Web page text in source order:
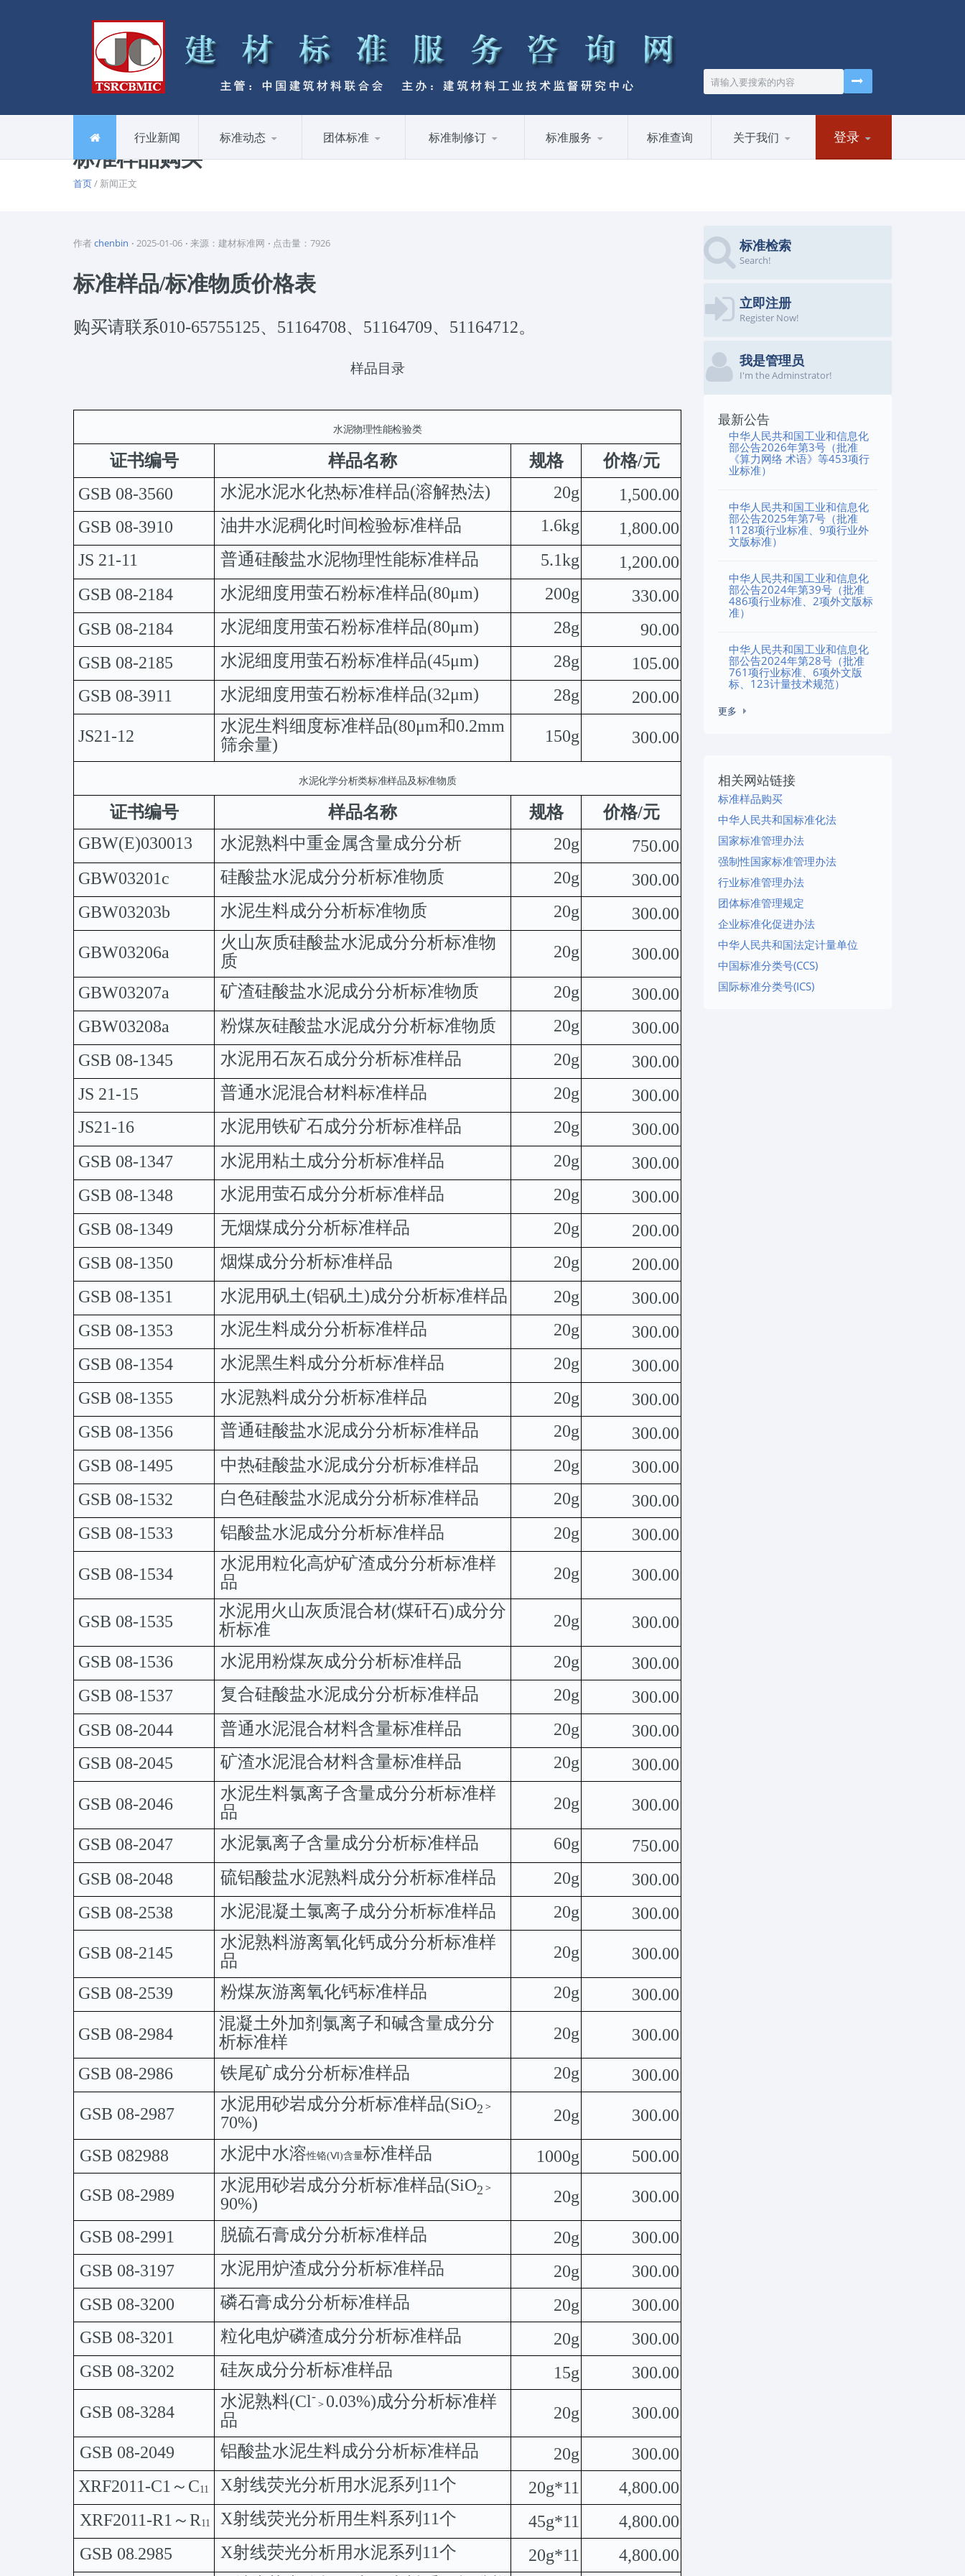
行业新闻 标准动态 团体标准 标准制修订 标准服务 标准查询 关于我们 登录
标准样品购买
首页/ 新闻正文
作者 chenbin 2025-01-06 来源：建材标准网 点击量：7926
标准样品/标准物质价格表
购买请联系010-65755125、51164708、51164709、51164712。
样品目录
水泥物理性能检验类
证书编号 样品名称 规格 价格/元
GSB 08-3560 水泥水泥水化热标准样品(溶解热法) 20g
1,500.00
GSB 08-3910 油井水泥稠化时间检验标准样品 1.6kg
1,800.00
JS 21-11 普通硅酸盐水泥物理性能标准样品 5.1kg
1,200.00
GSB 08-2184 水泥细度用萤石粉标准样品(80μm) 200g
330.00
GSB 08-2184 水泥细度用萤石粉标准样品(80μm) 28g
90.00
GSB 08-2185 水泥细度用萤石粉标准样品(45μm) 28g
105.00
GSB 08-3911 水泥细度用萤石粉标准样品(32μm) 28g 200.00
JS21-12
水泥生料细度标准样品(80μm和0.2mm
筛余量) 150g 300.00
水泥化学分析类标准样品及标准物质
证书编号 样品名称 规格 价格/元
GBW(E)030013
水泥熟料中重金属含量成分分析 20g
750.00
GBW03201c
硅酸盐水泥成分分析标准物质 20g
300.00
GBW03203b
水泥生料成分分析标准物质 20g 300.00
GBW03206a
火山灰质硅酸盐水泥成分分析标准物
质
20g 300.00
GBW03207a 矿渣硅酸盐水泥成分分析标准物质 20g
300.00
GBW03208a
粉煤灰硅酸盐水泥成分分析标准物质 20g
300.00
GSB 08-1345 水泥用石灰石成分分析标准样品 20g
300.00
JS 21-15 普通水泥混合材料标准样品 20g
300.00
JS21-16
水泥用铁矿石成分分析标准样品 20g
300.00
GSB 08-1347 水泥用粘土成分分析标准样品 20g
300.00
GSB 08-1348 水泥用萤石成分分析标准样品 20g
300.00
GSB 08-1349 无烟煤成分分析标准样品 20g
200.00
GSB 08-1350 烟煤成分分析标准样品 20g
200.00
GSB 08-1351 水泥用矾土(铝矾土)成分分析标准样品 20g
300.00
GSB 08-1353 水泥生料成分分析标准样品 20g
300.00
GSB 08-1354 水泥黑生料成分分析标准样品 20g
300.00
GSB 08-1355 水泥熟料成分分析标准样品 20g
300.00
GSB 08-1356 普通硅酸盐水泥成分分析标准样品 20g
300.00
GSB 08-1495 中热硅酸盐水泥成分分析标准样品 20g
300.00
GSB 08-1532 白色硅酸盐水泥成分分析标准样品 20g
300.00
GSB 08-1533 铝酸盐水泥成分分析标准样品 20g 300.00
GSB 08-1534
水泥用粒化高炉矿渣成分分析标准样
品
20g 300.00
GSB 08-1535
水泥用火山灰质混合材(煤矸石)成分分
析标准
20g 300.00
GSB 08-1536 水泥用粉煤灰成分分析标准样品 20g
300.00
GSB 08-1537 复合硅酸盐水泥成分分析标准样品 20g
300.00
GSB 08-2044 普通水泥混合材料含量标准样品 20g
300.00
GSB 08-2045 矿渣水泥混合材料含量标准样品 20g 300.00
GSB 08-2046
水泥生料氯离子含量成分分析标准样
品
20g 300.00
GSB 08-2047 水泥氯离子含量成分分析标准样品 60g
750.00
GSB 08-2048 硫铝酸盐水泥熟料成分分析标准样品 20g
300.00
GSB 08-2538 水泥混凝土氯离子成分分析标准样品 20g 300.00
GSB 08-2145
水泥熟料游离氧化钙成分分析标准样
品
20g 300.00
GSB 08-2539 粉煤灰游离氧化钙标准样品 20g 300.00
GSB 08-2984
混凝土外加剂氯离子和碱含量成分分
析标准样
20g 300.00
GSB 08-2986 铁尾矿成分分析标准样品 20g 300.00
GSB 08-2987
水泥用砂岩成分分析标准样品(SiO2 ＞
70%) 20g 300.00
GSB 082988 水泥中水溶性铬(Ⅵ )含量标准样品 1000g 500.00
GSB 08-2989
水泥用砂岩成分分析标准样品(SiO2 ＞
90%) 20g 300.00
GSB 08-2991 脱硫石膏成分分析标准样品 20g
300.00
GSB 08-3197 水泥用炉渣成分分析标准样品 20g
300.00
GSB 08-3200 磷石膏成分分析标准样品 20g
300.00
GSB 08-3201 粒化电炉磷渣成分分析标准样品 20g
300.00
GSB 08-3202 硅灰成分分析标准样品 15g 300.00
GSB 08-3284
水泥熟料(Cl-
＞ 0.03%)成分分析标准样
品
20g 300.00
GSB 08-2049 铝酸盐水泥生料成分分析标准样品 20g
300.00
XRF2011-C1 ～ C11 X射线荧光分析用水泥系列 11个 20g*11
4,800.00
XRF2011-R1 ～R11 X射线荧光分析用生料系列 11个 45g*11
4,800.00
GSB 08-2985 X射线荧光分析用水泥系列 11个 20g*11
4,800.00
标准检索
Search!
立即注册
Register Now!
我是管理员
I'm the Adminstrator!
最新公告
中华人民共和国工业和信息化
部公告2026年第3号（批准
《算力网络 术语》等453项行
业标准）
中华人民共和国工业和信息化
部公告2025年第7号（批准
1128项行业标准、9项行业外
文版标准）
中华人民共和国工业和信息化
部公告2024年第39号（批准
486项行业标准、2项外文版标
准）
中华人民共和国工业和信息化
部公告2024年第28号（批准
761项行业标准、6项外文版
标、123计量技术规范）
更多
相关网站链接
标准样品购买
中华人民共和国标准化法
国家标准管理办法
强制性国家标准管理办法
行业标准管理办法
团体标准管理规定
企业标准化促进办法
中华人民共和国法定计量单位
中国标准分类号(CCS)
国际标准分类号(ICS)